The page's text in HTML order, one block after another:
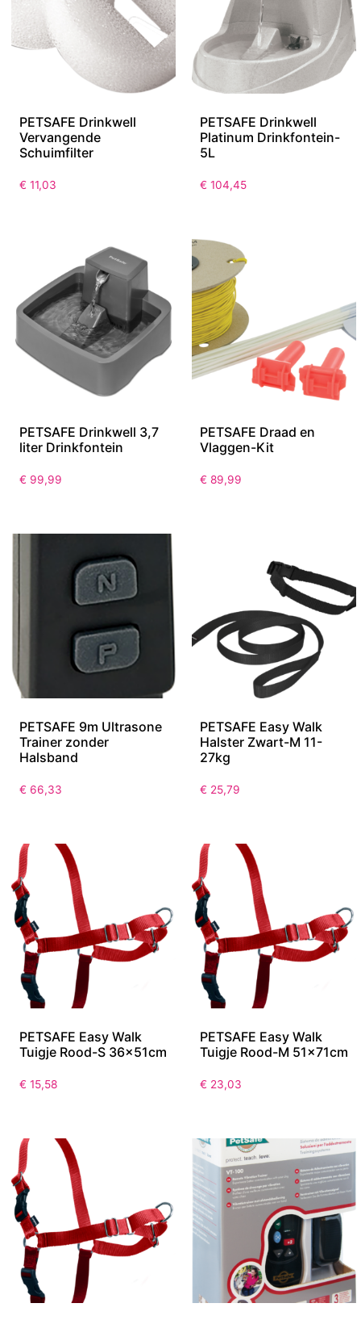
PETSAFE Drinkwell
Vervangende
Schuimfilter
€ 11,03
PETSAFE Drinkwell
Platinum Drinkfontein-
5L
€ 104,45
PETSAFE Drinkwell 3,7
liter Drinkfontein
€ 99,99
PETSAFE Draad en
Vlaggen-Kit
€ 89,99
PETSAFE 9m Ultrasone
Trainer zonder
Halsband
€ 66,33
PETSAFE Easy Walk
Halster Zwart-M 11-
27kg
€ 25,79
PETSAFE Easy Walk
Tuigje Rood-S 36x51cm
€ 15,58
PETSAFE Easy Walk
Tuigje Rood-M 51x71cm
€ 23,03